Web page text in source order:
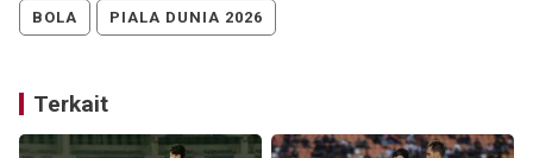
BOLA PIALA DUNIA 2026
Terkait